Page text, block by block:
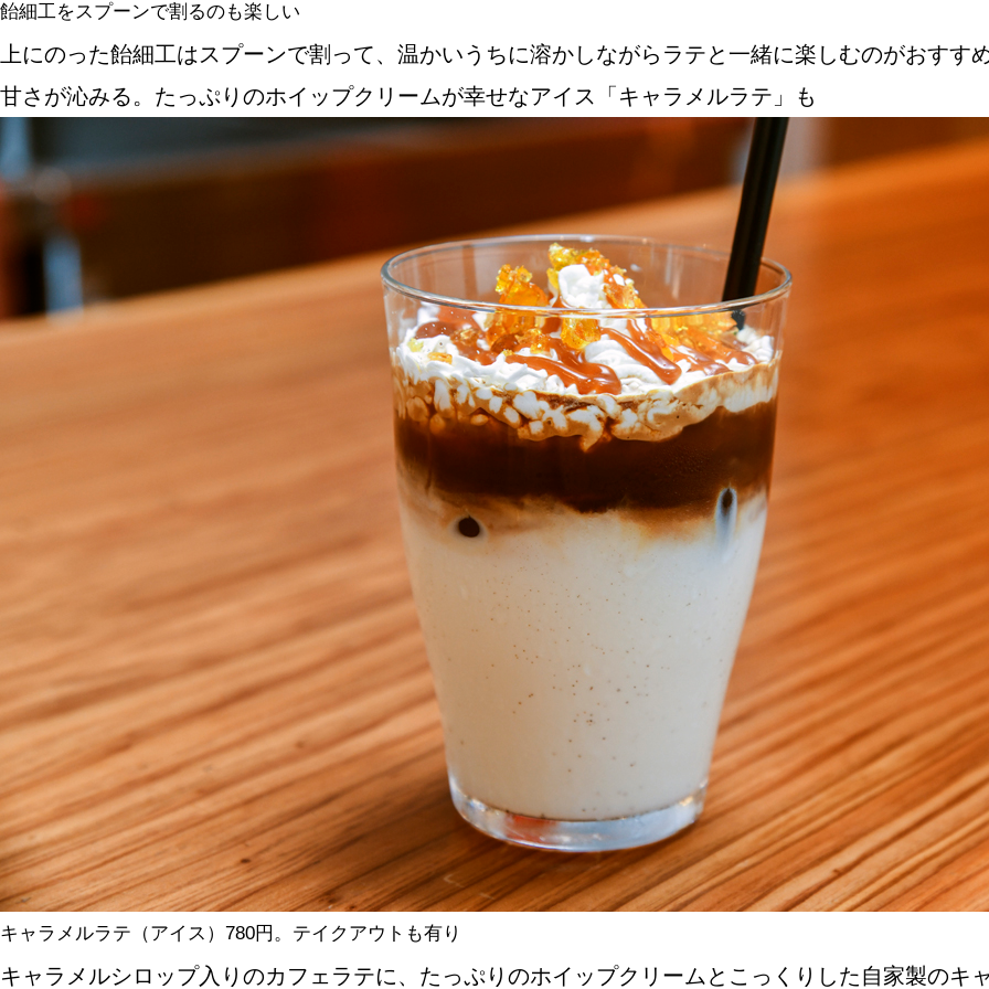
飴細工をスプーンで割るのも楽しい
上にのった飴細工はスプーンで割って、温かいうちに溶かしながらラテと一緒に楽しむのがおすす
甘さが沁みる。たっぷりのホイップクリームが幸せなアイス「キャラメルラテ」も
キャラメルラテ（アイス）780円。テイクアウトも有り
キャラメルシロップ入りのカフェラテに、たっぷりのホイップクリームとこっくりした自家製のキ